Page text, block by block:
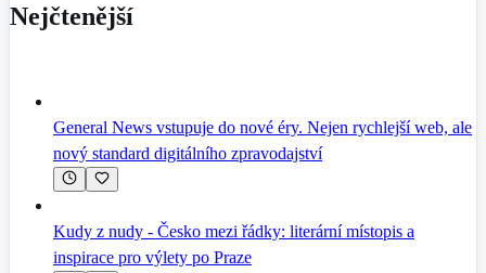
Nejčtenější
General News vstupuje do nové éry. Nejen rychlejší web, ale
nový standard digitálního zpravodajství
Kudy z nudy - Česko mezi řádky: literární místopis a
inspirace pro výlety po Praze